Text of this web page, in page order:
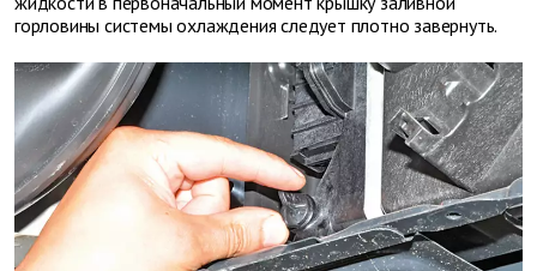
горловины системы охлаждения следует плотно завернуть.